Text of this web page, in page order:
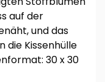
auf der
und das
die Kissenhülle
30 x 30